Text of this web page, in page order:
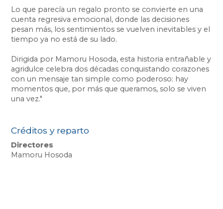
Lo que parecía un regalo pronto se convierte en una
cuenta regresiva emocional, donde las decisiones
pesan más, los sentimientos se vuelven inevitables y el
tiempo ya no está de su lado.
Dirigida por Mamoru Hosoda, esta historia entrañable y
agridulce celebra dos décadas conquistando corazones
con un mensaje tan simple como poderoso: hay
momentos que, por más que queramos, solo se viven
una vez."
Créditos y reparto
Directores
Mamoru Hosoda